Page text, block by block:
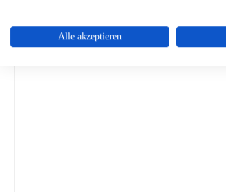
Alle akzeptieren